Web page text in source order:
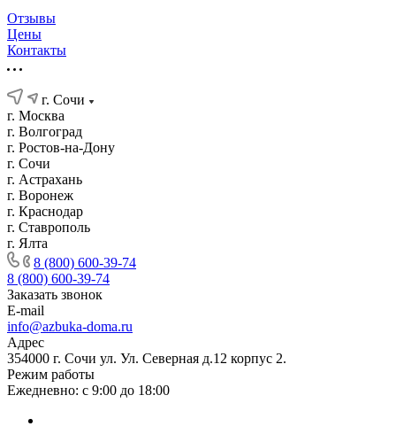
Отзывы
Цены
Контакты
г. Сочи
г. Москва
г. Волгоград
г. Ростов-на-Дону
г. Сочи
г. Астрахань
г. Воронеж
г. Краснодар
г. Ставрополь
г. Ялта
8 (800) 600-39-74
8 (800) 600-39-74
Заказать звонок
E-mail
info@azbuka-doma.ru
Адрес
354000 г. Сочи ул. Ул. Северная д.12 корпус 2.
Режим работы
Ежедневно: с 9:00 до 18:00